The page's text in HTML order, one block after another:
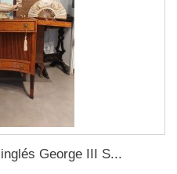
George III S...